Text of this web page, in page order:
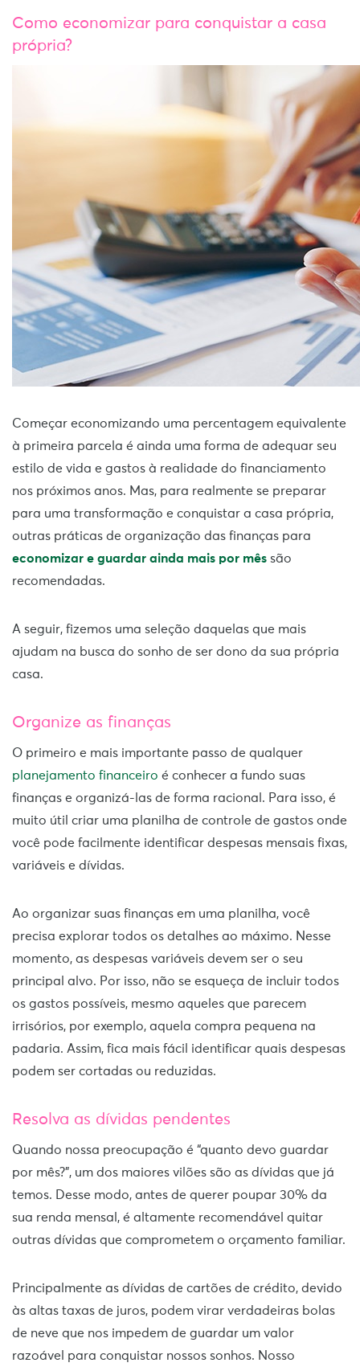
Como economizar para conquistar a casa
própria?
Começar economizando uma percentagem equivalente
à primeira parcela é ainda uma forma de adequar seu
estilo de vida e gastos à realidade do financiamento
nos próximos anos. Mas, para realmente se preparar
para uma transformação e conquistar a casa própria,
outras práticas de organização das finanças para
economizar e guardar ainda mais por mês são
recomendadas.
A seguir, fizemos uma seleção daquelas que mais
ajudam na busca do sonho de ser dono da sua própria
casa.
Organize as finanças
O primeiro e mais importante passo de qualquer
planejamento financeiro é conhecer a fundo suas
finanças e organizá-las de forma racional . Para isso, é
muito útil criar uma planilha de controle de gastos onde
você pode facilmente identificar despesas mensais fixas,
variáveis e dívidas.
Ao organizar suas finanças em uma planilha, você
precisa explorar todos os detalhes ao máximo. Nesse
momento, as despesas variáveis devem ser o seu
principal alvo. Por isso, não se esqueça de incluir todos
os gastos possíveis, mesmo aqueles que parecem
irrisórios, por exemplo, aquela compra pequena na
padaria. Assim, fica mais fácil identificar quais despesas
podem ser cortadas ou reduzidas.
Resolva as dívidas pendentes
Quando nossa preocupação é “quanto devo guardar
por mês?”, um dos maiores vilões são as dívidas que já
temos. Desse modo, antes de querer poupar 30% da
sua renda mensal, é altamente recomendável quitar
outras dívidas que comprometem o orçamento familiar.
Principalmente as dívidas de cartões de crédito, devido
às altas taxas de juros, podem virar verdadeiras bolas
de neve que nos impedem de guardar um valor
razoável para conquistar nossos sonhos. Nosso